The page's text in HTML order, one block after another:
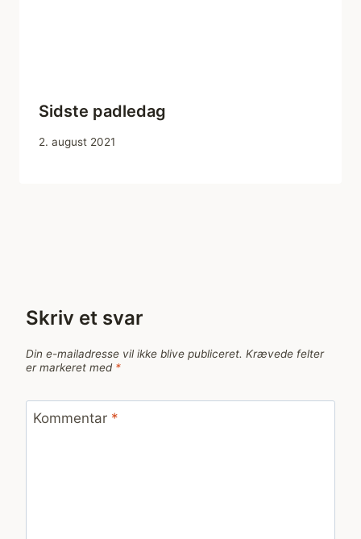
Sidste padledag
2. august 2021
Skriv et svar
Din e-mailadresse vil ikke blive publiceret. Krævede felter
er markeret med *
Kommentar *